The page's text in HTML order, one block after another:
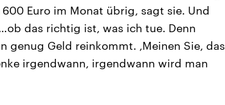
Euro im Monat übrig, sagt sie. Und
das richtig ist, was ich tue. Denn
genug Geld reinkommt. ‚Meinen Sie, das
irgendwann, irgendwann wird man